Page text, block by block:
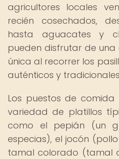
agricultores locales
recién cosechados,
hasta aguacates y
pueden disfrutar de una
única al recorrer los
auténticos y
Los puestos de
variedad de platillos
como el pepián (un
especias), el jocón
tamal colorado (tamal